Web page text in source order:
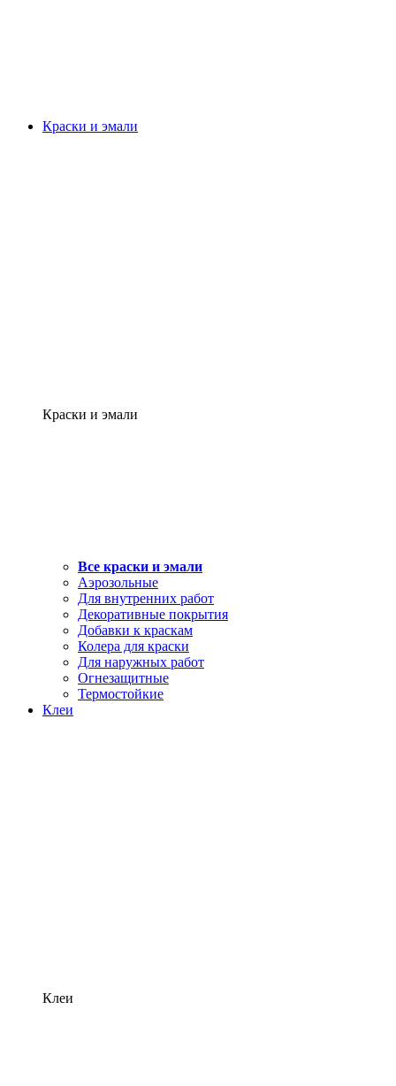
Краски и эмали
Краски и эмали
Все краски и эмали
Аэрозольные
Для внутренних работ
Декоративные покрытия
Добавки к краскам
Колера для краски
Для наружных работ
Огнезащитные
Термостойкие
Клеи
Клеи